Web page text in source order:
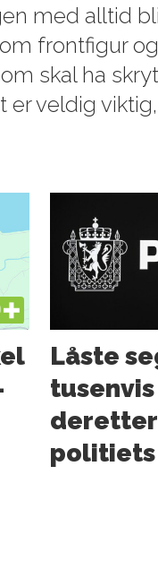
med alltid
frontfigur
skal ha
er veldig
Låste